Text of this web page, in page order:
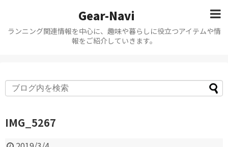
Gear-Navi
ランニング関連情報を中心に、趣味や暮らしに役立つアイテムや情
報をご紹介していきます。
IMG_5267